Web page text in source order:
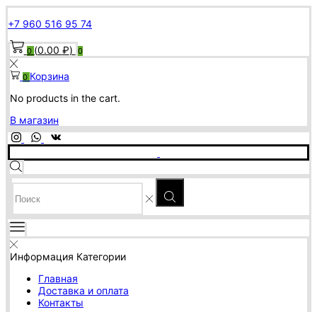
+7 960 516 95 74
0(0.00 ₽) 0
0 Корзина
No products in the cart.
В магазин
SEARCH
INPUT
Информация Категории
Главная
Доставка и оплата
Контакты